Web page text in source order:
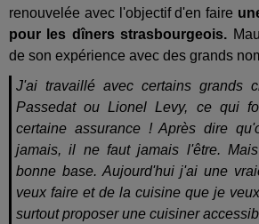
renouvelée avec l'objectif d'en faire
pour les dîners strasbourgeois.
de son expérience avec des grands
J'ai travaillé avec certains grands
Passedat ou Lionel Levy, ce qui
certaine assurance ! Après dire
jamais, il ne faut jamais l'être.
bonne base. Aujourd'hui j'ai une
veux faire et de la cuisine que je
surtout proposer une cuisiner